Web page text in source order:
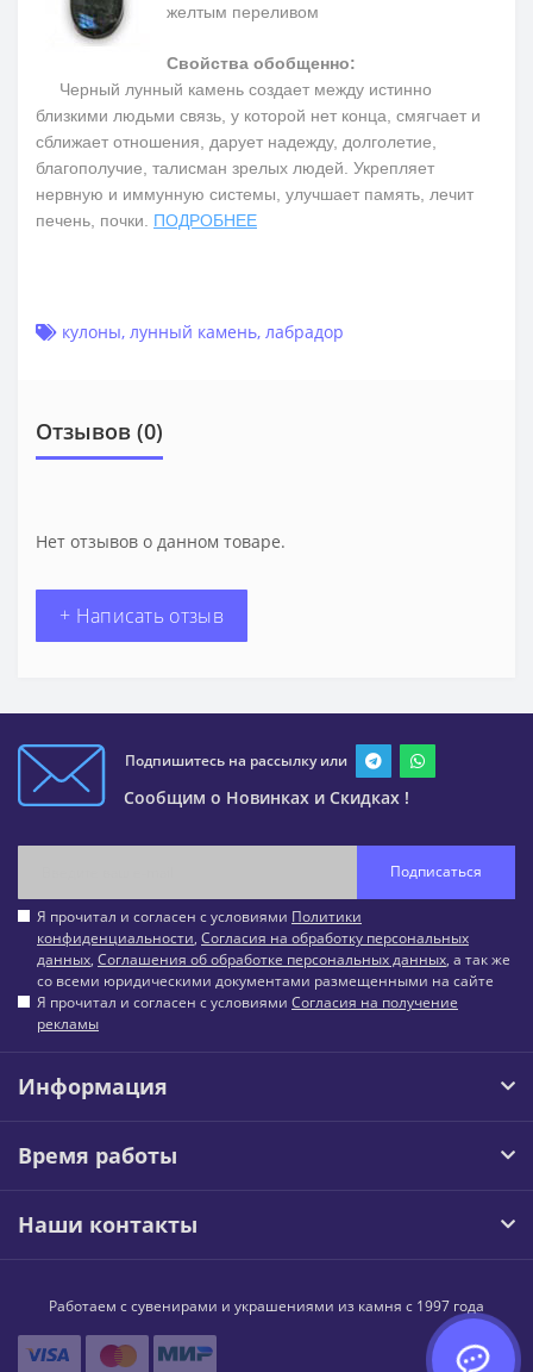
желтым переливом
Свойства обобщенно:
Черный лунный камень создает между истинно
близкими людьми связь, у которой нет конца, смягчает и
сближает отношения, дарует надежду, долголетие,
благополучие, талисман зрелых людей. Укрепляет
нервную и иммунную системы, улучшает память, лечит
печень, почки. ПОДРОБНЕЕ
кулоны, лунный камень, лабрадор
Отзывов (0)
Нет отзывов о данном товаре.
+ Написать отзыв
Подпишитесь на рассылку или
Сообщим о Новинках и Скидках !
Подписаться
Я прочитал и согласен с условиями Политики
конфиденциальности, Согласия на обработку персональных
данных, Соглашения об обработке персональных данных, а так же
со всеми юридическими документами размещенными на сайте
Я прочитал и согласен с условиями Согласия на получение
рекламы
Информация
Время работы
Наши контакты
Работаем с сувенирами и украшениями из камня с 1997 года